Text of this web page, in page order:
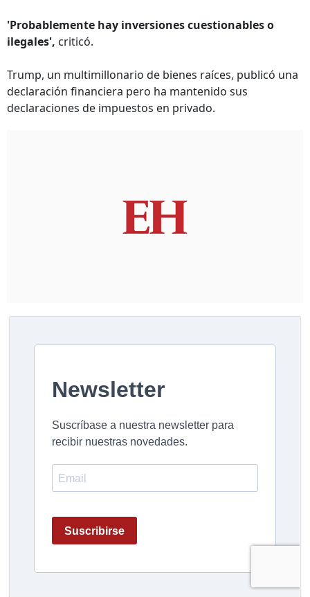
'Probablemente hay inversiones cuestionables o
ilegales', criticó.
Trump, un multimillonario de bienes raíces, publicó una
declaración financiera pero ha mantenido sus
declaraciones de impuestos en privado.